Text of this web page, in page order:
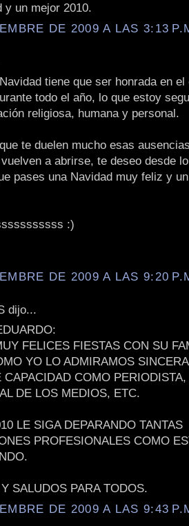
y un mejor 2010.
DE 2009 A LAS 3:13
tiene que ser honrada en
todo el año, lo que estoy
religiosa, humana y personal.
te duelen mucho esas
a abrirse, te deseo desde
pases una Navidad muy feliz y
:)
DE 2009 A LAS 9:20
dijo...
FELICES FIESTAS CON SU
YO LO ADMIRAMOS
CAPACIDAD COMO
DE LOS MEDIOS, ETC.
LE SIGA DEPARANDO TANTAS
PROFESIONALES COMO
SALUDOS PARA TODOS.
DE 2009 A LAS 9:43